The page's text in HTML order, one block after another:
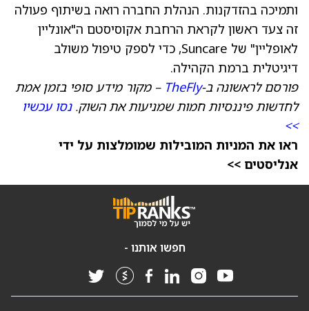
ותמיכה בהזדקנות. הנהלת החברה רואה בשיתוף פעולה
זה צעד ראשון לקראת הרחבת אקוסיסטם ה"אונליין
לאופליין" של Suncare, כדי לספק טיפול משולב
דיגיטלית ברמת הקהילה.
פורסם לראשונה ב-TheFly – מקור מידע סופי בזמן אמת
לחדשות פיננסיות חמות שמניעות את השוק.נסו עכשיו
>>
ראו את המניות המובילות שמומלצות על ידי
אנליסטים >>
חפשו אותנו -